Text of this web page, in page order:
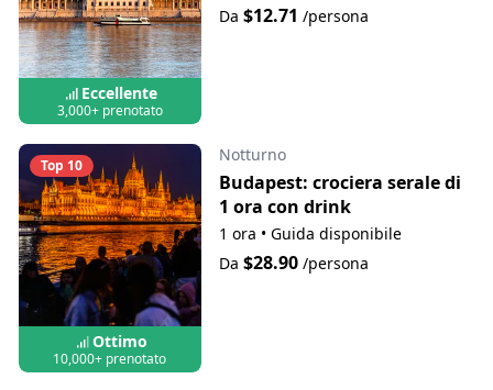
Eccellente
3,000+ prenotato
Da $12.71 /persona
Top 10
Ottimo
10,000+ prenotato
Notturno
Budapest: crociera serale di
1 ora con drink
1 ora • Guida disponibile
Da $28.90/persona